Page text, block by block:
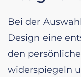
Bei der
Design eine
den
widerspiegeln